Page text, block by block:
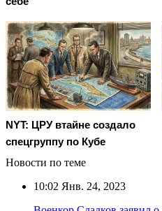
NYT: ЦРУ втайне создало
спецгруппу по Кубе
Новости по теме
10:02 Янв. 24, 2023